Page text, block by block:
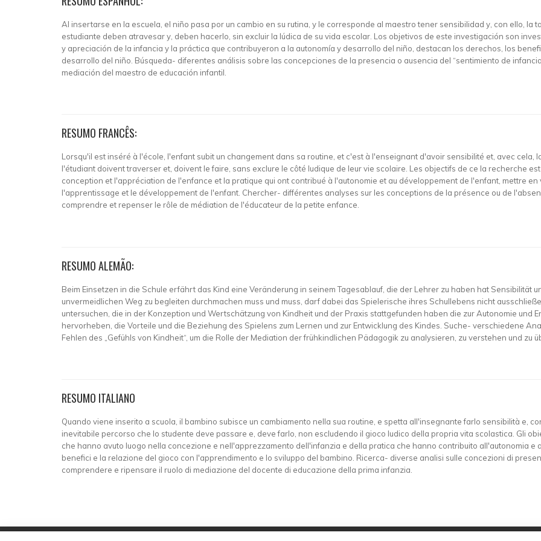
Al insertarse en la escuela, el niño pasa por un cambio en su rutina, y le corresponde al maestro tener sensibilidad y, con ello, la
estudiante deben atravesar y, deben hacerlo, sin excluir la lúdica de su vida escolar. Los objetivos de este investigación son
y apreciación de la infancia y la práctica que contribuyeron a la autonomía y desarrollo del niño, destacan los derechos, los
desarrollo del niño. Búsqueda- diferentes análisis sobre las concepciones de la presencia o ausencia del “sentimiento de
mediación del maestro de educación infantil.
RESUMO FRANCÊS:
Lorsqu'il est inséré à l'école, l'enfant subit un changement dans sa routine, et c'est à l'enseignant d'avoir sensibilité et, avec
l'étudiant doivent traverser et, doivent le faire, sans exclure le côté ludique de leur vie scolaire. Les objectifs de ce la recherche
conception et l'appréciation de l'enfance et la pratique qui ont contribué à l'autonomie et au développement de l'enfant, mettre
l'apprentissage et le développement de l'enfant. Chercher- différentes analyses sur les conceptions de la présence ou de
comprendre et repenser le rôle de médiation de l'éducateur de la petite enfance.
RESUMO ALEMÃO:
Beim Einsetzen in die Schule erfährt das Kind eine Veränderung in seinem Tagesablauf, die der Lehrer zu haben hat Sensibilität
unvermeidlichen Weg zu begleiten durchmachen muss und muss, darf dabei das Spielerische ihres Schullebens nicht
untersuchen, die in der Konzeption und Wertschätzung von Kindheit und der Praxis stattgefunden haben die zur Autonomie und
hervorheben, die Vorteile und die Beziehung des Spielens zum Lernen und zur Entwicklung des Kindes. Suche- verschiedene
Fehlen des „Gefühls von Kindheit“, um die Rolle der Mediation der frühkindlichen Pädagogik zu analysieren, zu verstehen und zu
RESUMO ITALIANO
Quando viene inserito a scuola, il bambino subisce un cambiamento nella sua routine, e spetta all'insegnante farlo sensibilità e,
inevitabile percorso che lo studente deve passare e, deve farlo, non escludendo il gioco ludico della propria vita scolastica. Gli
che hanno avuto luogo nella concezione e nell'apprezzamento dell'infanzia e della pratica che hanno contribuito all'autonomia e
benefici e la relazione del gioco con l'apprendimento e lo sviluppo del bambino. Ricerca- diverse analisi sulle concezioni di
comprendere e ripensare il ruolo di mediazione del docente di educazione della prima infanzia.